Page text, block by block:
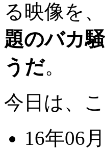
る映像を
題のバカ
うだ。
今日は、
16年06